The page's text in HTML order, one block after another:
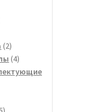
22
товара
44
товара
295